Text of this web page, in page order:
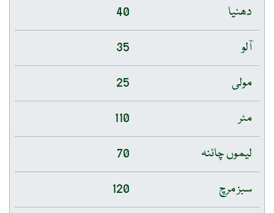
دھنیا
40
آلو
35
مولی
25
مٹر
110
لیموں چائنہ
70
سبز مرچ
120